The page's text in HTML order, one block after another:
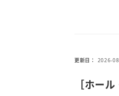
更新日 2026-
［ホー